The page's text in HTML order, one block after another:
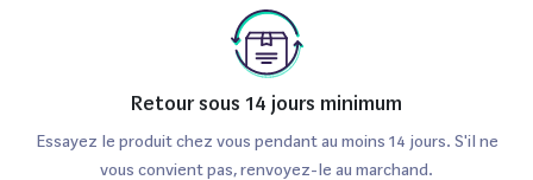
Retour sous 14 jours minimum
Essayez le produit chez vous pendant au moins 14 jours. S'il ne
vous convient pas, renvoyez-le au marchand.